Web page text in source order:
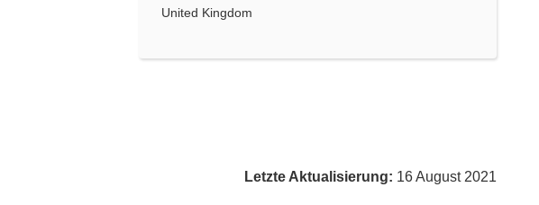
United Kingdom
Letzte Aktualisierung: 16 August 2021